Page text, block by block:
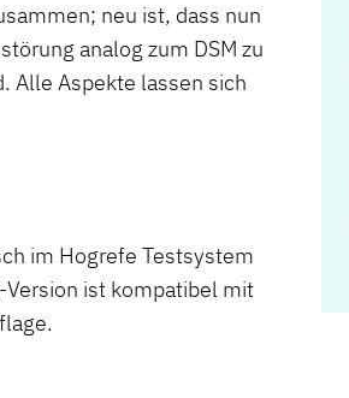
neu ist, dass nun
analog zum DSM zu
Alle Aspekte lassen sich
im Hogrefe Testsystem
Version ist kompatibel mit